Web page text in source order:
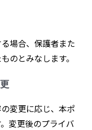
場合、保護者また
のとみなします。
変更に応じ、本ポ
変更後のプライバ